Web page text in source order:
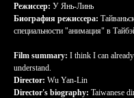
Режиссер: У Янь-Линь
Биография режиссера:
специальности "анимация" в
Film summary: I think I can
understand.
Director: Wu Yan-Lin
Director's biography: Taiwanese